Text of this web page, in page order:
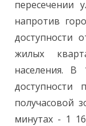
пересечении
напротив
доступности
жилых
населения. В
доступности
получасовой
минутах - 1